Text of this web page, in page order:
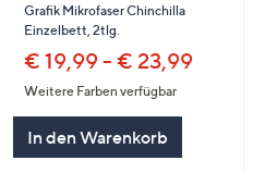
Grafik Mikrofaser Chinchilla
Einzelbett, 2tlg.
€ 19,99 - € 23,99
Weitere Farben verfügbar
In den Warenkorb